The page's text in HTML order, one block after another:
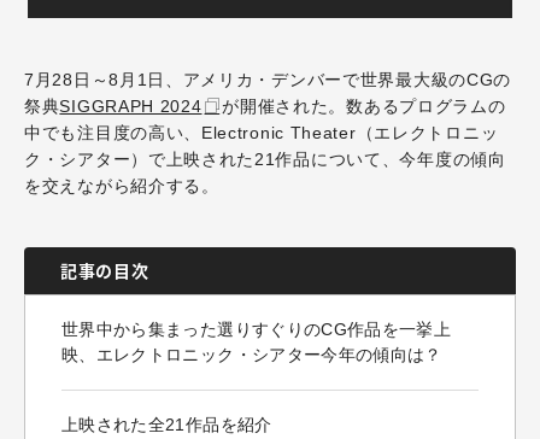
7月28日～8月1日、アメリカ・デンバーで世界最大級のCGの
祭典SIGGRAPH 2024
が開催された。数あるプログラムの
中でも注目度の高い、Electronic Theater（エレクトロニッ
ク・シアター）で上映された21作品について、今年度の傾向
を交えながら紹介する。
記事の目次
世界中から集まった選りすぐりのCG作品を一挙上
映、エレクトロニック・シアター今年の傾向は？
上映された全21作品を紹介